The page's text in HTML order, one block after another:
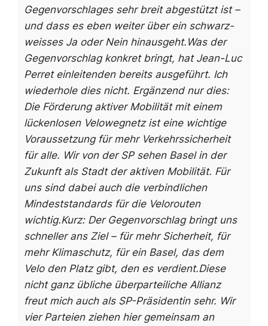
Gegenvorschlages sehr breit abgestützt ist –
und dass es eben weiter über ein schwarz-
weisses Ja oder Nein hinausgeht. Was der
Gegenvorschlag konkret bringt, hat Jean-Luc
Perret einleitenden bereits ausgeführt. Ich
wiederhole dies nicht. Ergänzend nur dies:
Die Förderung aktiver Mobilität mit einem
lückenlosen Velowegnetz ist eine wichtige
Voraussetzung für mehr Verkehrssicherheit
für alle. Wir von der SP sehen Basel in der
Zukunft als Stadt der aktiven Mobilität. Für
uns sind dabei auch die verbindlichen
Mindeststandards für die Velorouten
wichtig.Kurz: Der Gegenvorschlag bringt uns
schneller ans Ziel – für mehr Sicherheit, für
mehr Klimaschutz, für ein Basel, das dem
Velo den Platz gibt, den es verdient.Diese
nicht ganz übliche überparteiliche Allianz
freut mich auch als SP-Präsidentin sehr. Wir
vier Parteien ziehen hier gemeinsam an